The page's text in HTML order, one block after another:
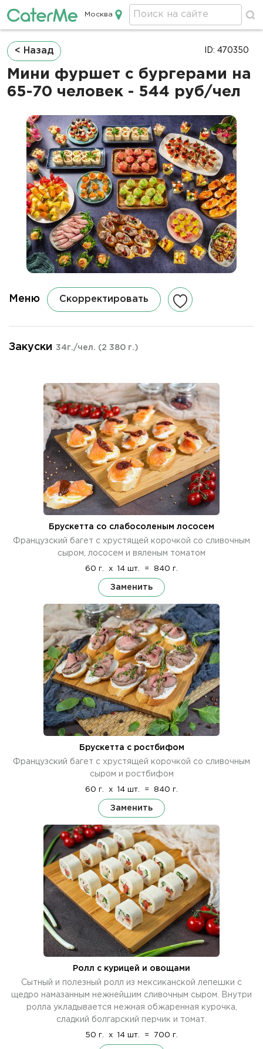
Кейтеринг в Москве
Москва
Строка
навигации
< Назад
Мини фуршет с бургерами на
65-70 человек - 544 руб/чел
ID: 470350
Меню Скорректировать
Закуски 34г./чел. (2 380 г.)
Брускетта со слабосоленым лососем
Французский багет с хрустящей корочкой со сливочным
сыром, лососем и вяленым томатом
60 г. x 14 шт. = 840 г.
Заменить
Брускетта с ростбифом
Французский багет с хрустящей корочкой со сливочным
сыром и ростбифом
60 г. x 14 шт. = 840 г.
Заменить
Ролл с курицей и овощами
Сытный и полезный ролл из мексиканской лепешки с
щедро намазанным нежнейшим сливочным сыром. Внутри
ролла укладывается нежная обжаренная курочка,
сладкий болгарский перчик и томат.
50 г. x 14 шт. = 700 г.